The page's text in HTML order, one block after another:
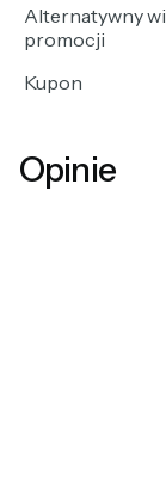
Alternatywny
promocji
Kupon
Opinie